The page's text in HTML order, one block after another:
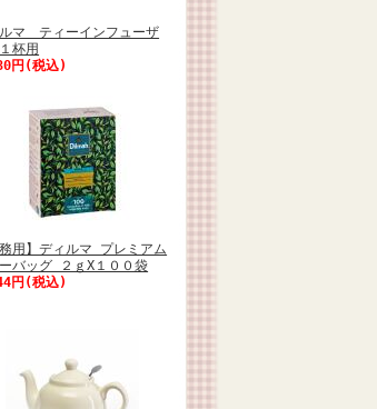
マ ティーインフューザ
杯用
円(税込)
務用】ディルマ プレミアム
バッグ ２ｇX１００袋
円(税込)